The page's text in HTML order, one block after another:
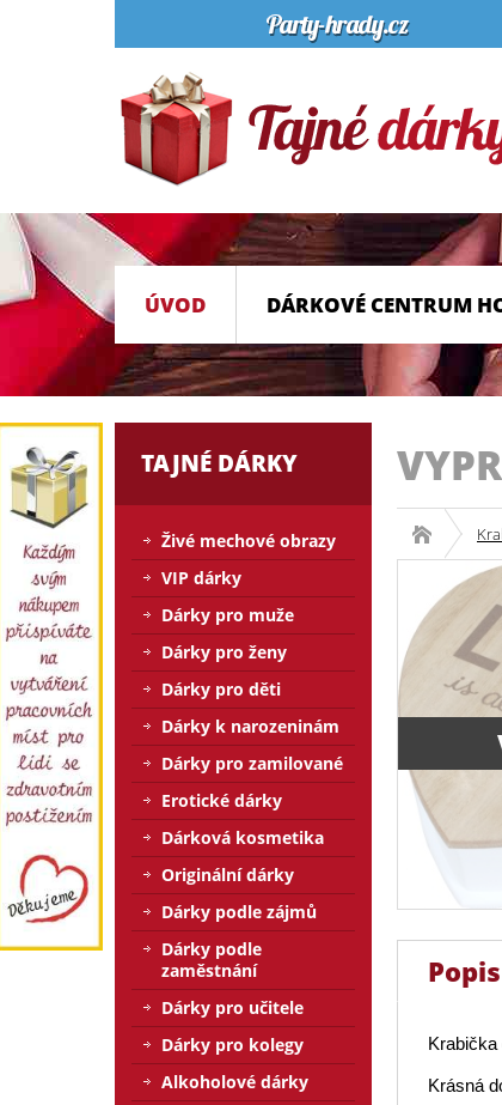
ÚVOD DÁRKOVÉ CENTRUM
Popis
Krásná
TAJNÉ DÁRKY
Živé mechové obrazy
VIP dárky
Dárky pro muže
Dárky pro ženy
Dárky pro děti
Dárky k narozeninám
Dárky pro zamilované
Erotické dárky
Dárková kosmetika
Originální dárky
Dárky podle zájmů
Dárky podle
zaměstnání
Dárky pro učitele
Dárky pro kolegy
Alkoholové dárky